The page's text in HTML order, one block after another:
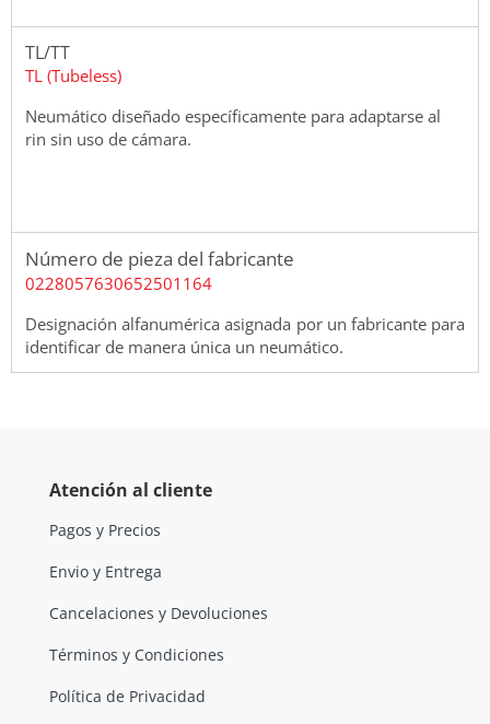
TL/TT
TL (Tubeless)
Neumático diseñado específicamente para adaptarse al
rin sin uso de cámara.
Número de pieza del fabricante
0228057630652501164
Designación alfanumérica asignada por un fabricante para
identificar de manera única un neumático.
Atención al cliente
Pagos y Precios
Envio y Entrega
Cancelaciones y Devoluciones
Términos y Condiciones
Política de Privacidad